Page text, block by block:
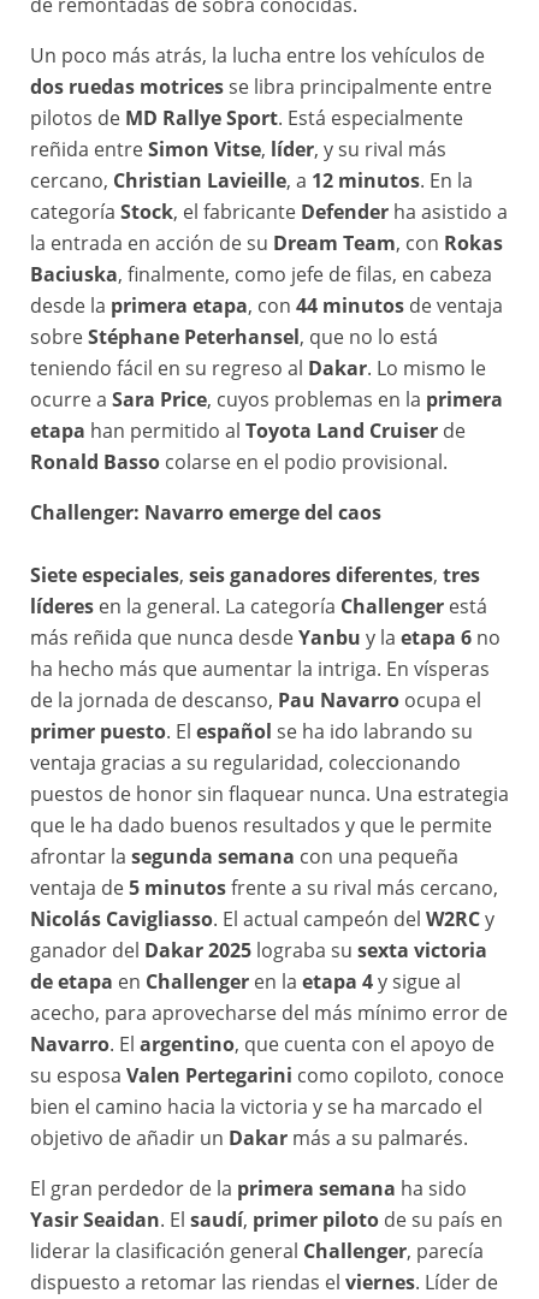
Un poco más atrás, la lucha entre los vehículos de
dos ruedas motricesse libra principalmente entre
pilotos de MD Rallye Sport. Está especialmente
reñida entreSimon Vitse, líder, y su rival más
cercano, Christian Lavieille, a 12 minutos. En la
categoría Stock, el fabricante Defender ha asistido a
la entrada en acción de su Dream Team, con Rokas
Baciuska, finalmente, como jefe de filas, en cabeza
desde la primera etapa, con 44 minutos de ventaja
sobreStéphane Peterhansel, que no lo está
teniendo fácil en su regreso al Dakar. Lo mismo le
ocurre a Sara Price, cuyos problemas en la primera
etapa han permitido al Toyota Land Cruiser de
Ronald Basso colarse en el podio provisional.
Challenger: Navarro emerge del caos
Siete especiales, seis ganadores diferentes, tres
líderes en la general. La categoría Challenger está
más reñida que nunca desdeYanbu y la etapa 6 no
ha hecho más que aumentar la intriga. En vísperas
de la jornada de descanso, Pau Navarro ocupa el
primer puesto. El español se ha ido labrando su
ventaja gracias a su regularidad, coleccionando
puestos de honor sin flaquear nunca. Una estrategia
que le ha dado buenos resultados y que le permite
afrontar la segunda semana con una pequeña
ventaja de5 minutosfrente a su rival más cercano,
Nicolás Cavigliasso. El actual campeón del W2RCy
ganador del Dakar 2025 lograba su sexta victoria
de etapa en Challenger en la etapa 4y sigue al
acecho, para aprovecharse del más mínimo error de
Navarro. El argentino, que cuenta con el apoyo de
su esposa Valen Pertegarini como copiloto, conoce
bien el camino hacia la victoria y se ha marcado el
objetivo de añadir un Dakar más a su palmarés.
El gran perdedor de la primera semana ha sido
Yasir Seaidan. El saudí, primer piloto de su país en
liderar la clasificación general Challenger, parecía
dispuesto a retomar las riendas el viernes. Líder de